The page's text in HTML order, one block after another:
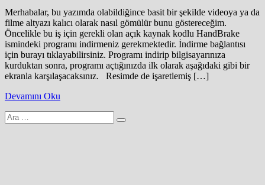
Merhabalar, bu yazımda olabildiğince basit bir şekilde videoya ya da
filme altyazı kalıcı olarak nasıl gömülür bunu göstereceğim.
Öncelikle bu iş için gerekli olan açık kaynak kodlu HandBrake
ismindeki programı indirmeniz gerekmektedir. İndirme bağlantısı
için burayı tıklayabilirsiniz. Programı indirip bilgisayarınıza
kurduktan sonra, programı açtığınızda ilk olarak aşağıdaki gibi bir
ekranla karşılaşacaksınız. Resimde de işaretlemiş […]
Devamını Oku
Arama
yap: